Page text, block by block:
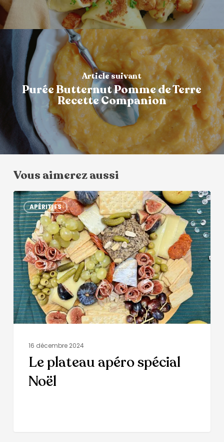
Article suivant
Purée Butternut Pomme de Terre
Recette Companion
Vous aimerez aussi
APÉRITIFS
16 décembre 2024
Le plateau apéro spécial
Noël